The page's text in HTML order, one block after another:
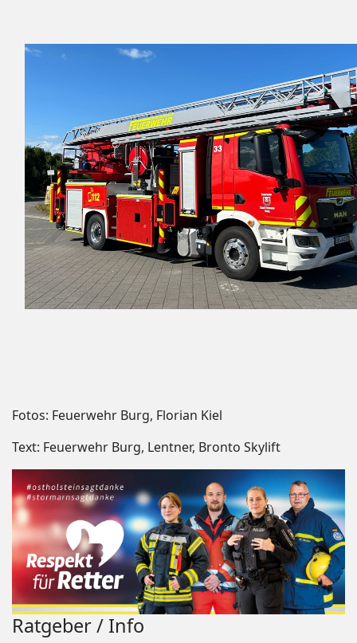
Fotos: Feuerwehr Burg, Florian Kiel
Text: Feuerwehr Burg, Lentner, Bronto Skylift
Ratgeber / Info